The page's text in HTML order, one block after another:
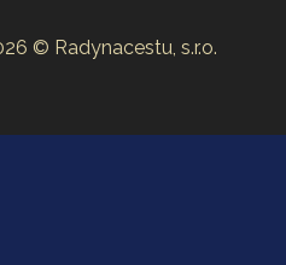
© Radynacestu, s.r.o.